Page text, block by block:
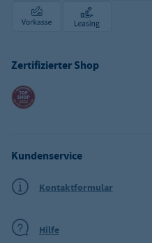
Zertifizierter Shop
Kundenservice
Kontaktformular
Hilfe